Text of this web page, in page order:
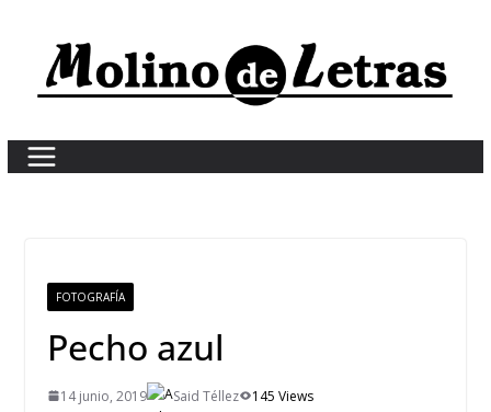
content
FOTOGRAFÍA
Pecho azul
14 junio, 2019 Said Téllez 145 Views